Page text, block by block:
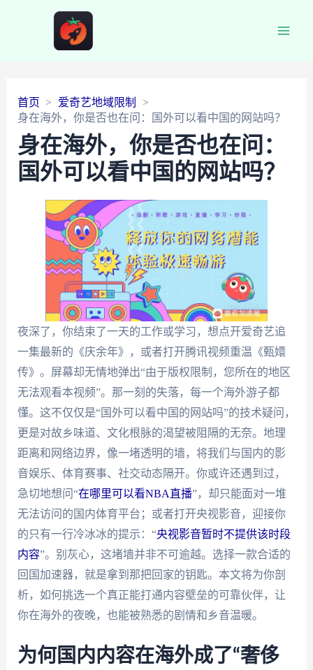
首页
爱奇艺地域限制
身在海外，你是否也在问：国外可以看中国的网站吗？
身在海外，你是否也在问：
国外可以看中国的网站吗？
夜深了，你结束了一天的工作或学习，想点开爱奇艺追
一集最新的《庆余年》，或者打开腾讯视频重温《甄嬛
传》。屏幕却无情地弹出“由于版权限制，您所在的地区
无法观看本视频”。那一刻的失落，每一个海外游子都
懂。这不仅仅是“国外可以看中国的网站吗”的技术疑问，
更是对故乡味道、文化根脉的渴望被阻隔的无奈。地理
距离和网络边界，像一堵透明的墙，将我们与国内的影
音娱乐、体育赛事、社交动态隔开。你或许还遇到过，
急切地想问“在哪里可以看NBA直播”，却只能面对一堆
无法访问的国内体育平台；或者打开央视影音，迎接你
的只有一行冷冰冰的提示：“央视影音暂时不提供该时段
内容”。别灰心，这堵墙并非不可逾越。选择一款合适的
回国加速器，就是拿到那把回家的钥匙。本文将为你剖
析，如何挑选一个真正能打通内容壁垒的可靠伙伴，让
你在海外的夜晚，也能被熟悉的剧情和乡音温暖。
为何国内内容在海外成了“奢侈